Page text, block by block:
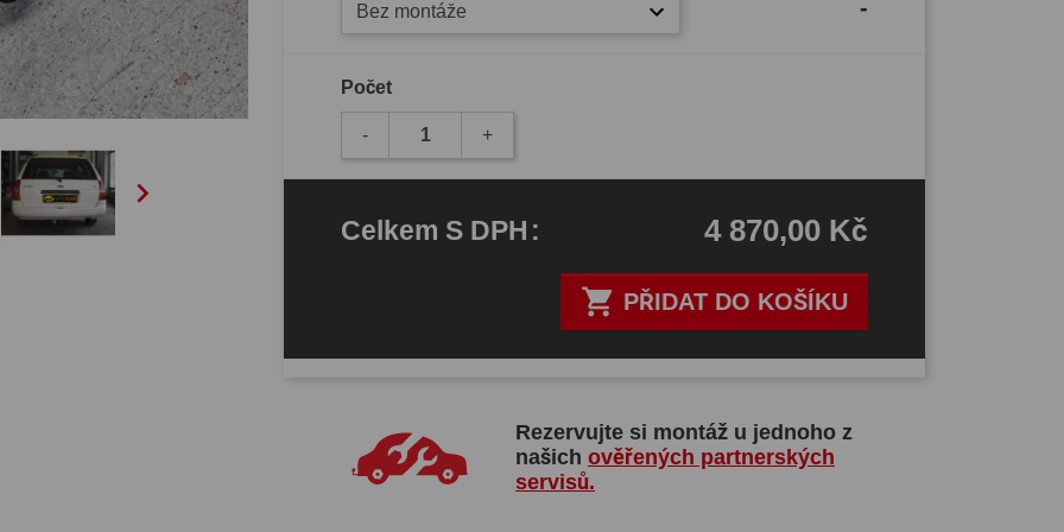

Bez montáže -
Počet
- +
 PŘIDAT DO KOŠÍKU
Celkem S DPH: 4 870,00 Kč
Rezervujte si montáž u jednoho z
našich ověřených partnerských
servisů.